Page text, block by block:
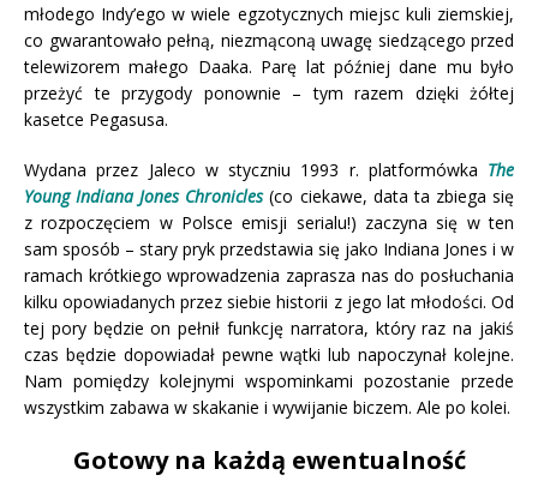
młodego Indy’ego w wiele egzotycznych miejsc kuli ziemskiej,
co gwarantowało pełną, niezmąconą uwagę siedzącego przed
telewizorem małego Daaka. Parę lat później dane mu było
przeżyć te przygody ponownie – tym razem dzięki żółtej
kasetce Pegasusa.
Wydana przez Jaleco w styczniu 1993 r. platformówka The
Young Indiana Jones Chronicles(co ciekawe, data ta zbiega się
z rozpoczęciem w Polsce emisji serialu!) zaczyna się w ten
sam sposób – stary pryk przedstawia się jako Indiana Jones i w
ramach krótkiego wprowadzenia zaprasza nas do posłuchania
kilku opowiadanych przez siebie historii z jego lat młodości. Od
tej pory będzie on pełnił funkcję narratora, który raz na jakiś
czas będzie dopowiadał pewne wątki lub napoczynał kolejne.
Nam pomiędzy kolejnymi wspominkami pozostanie przede
wszystkim zabawa w skakanie i wywijanie biczem. Ale po kolei.
Gotowy na każdą ewentualność